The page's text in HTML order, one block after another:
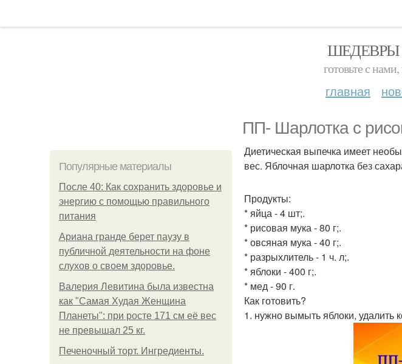
ШЕДЕВРЫ
готовьте с
главная
ПП- Шарлотка с
Популярные материалы
После 40: Как сохранить здоровье и
энергию с помощью правильного
питания
Ариана гранде берет паузу в
публичной деятельности на фоне
слухов о своем здоровье.
Валерия Левитина была известна
как "Самая Худая Женщина
Планеты": при росте 171 см её вес
не превышал 25 кг.
Печеночный торт. Ингредиенты.
Диетическая выпечка имеет
вес. Яблочная шарлотка без
Продукты:
* яйца - 4 шт;.
* рисовая мука - 80 г;.
* овсяная мука - 40 г;.
* разрыхлитель - 1 ч. л;.
* яблоки - 400 г;.
* мед - 90 г.
Как готовить?
1. нужно вымыть яблоки, удалить